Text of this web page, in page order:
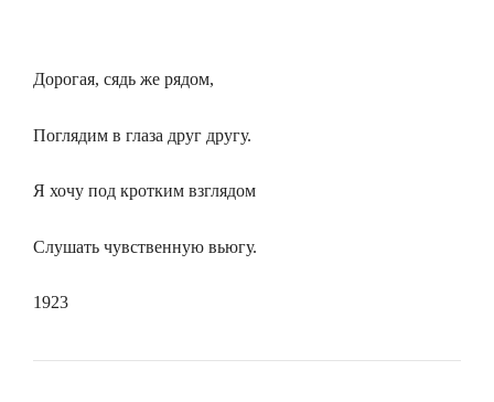
Дорогая, сядь же рядом,
Поглядим в глаза друг другу.
Я хочу под кротким взглядом
Слушать чувственную вьюгу.
1923